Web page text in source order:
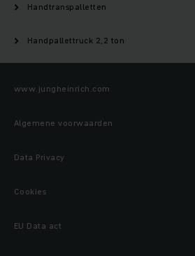
Handtranspalletten
Handpallettruck 2,2 ton
www.jungheinrich.com
Algemene voorwaarden
Data Privacy
Cookies
EU Data act